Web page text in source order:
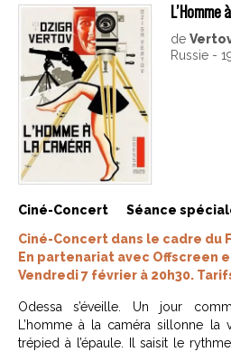
L’Homme
de
Russie -
Ciné-Concert
Séance
Ciné-Concert dans le cadre du
En partenariat avec Offscreen
Vendredi 7 février à 20h30.
Odessa s’éveille. Un jour
L’homme à la caméra sillonne
trépied à l’épaule. Il saisit le